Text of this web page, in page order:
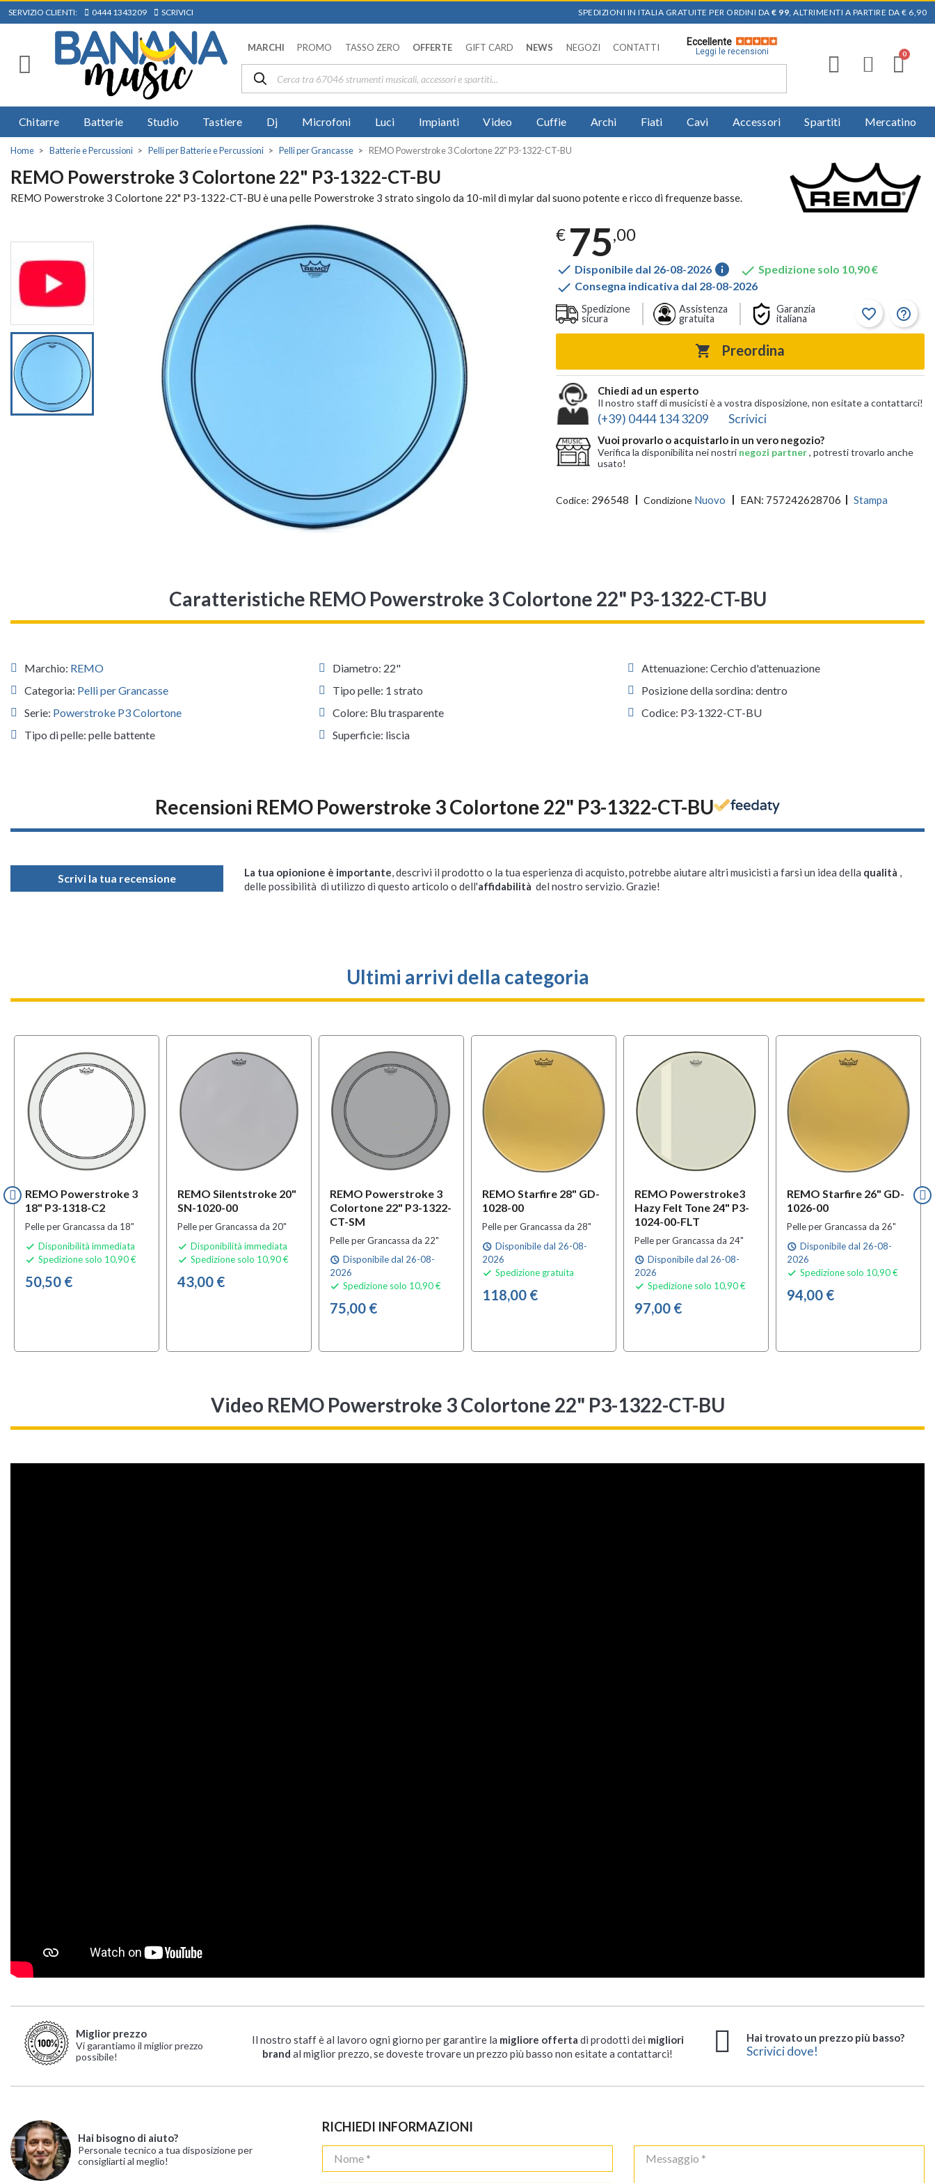
SERVIZIO CLIENTI: 0444 1343209 SCRIVICI SPEDIZIONI IN ITALIA GRATUITE PER ORDINI DA € 99, ALTRIMENTI A PARTIRE DA € 6,90
MARCHI PROMO TASSO ZERO OFFERTE GIFT CARD NEWS NEGOZI CONTATTI
Eccellente
Leggi le recensioni
Chitarre Batterie Studio Tastiere Dj Microfoni Luci Impianti Video Cuffie Archi Fiati Cavi Accessori Spartiti Mercatino
Home Batterie e Percussioni Pelli per Batterie e Percussioni Pelli per Grancasse REMO Powerstroke 3 Colortone 22" P3-1322-CT-BU
REMO Powerstroke 3 Colortone 22" P3-1322-CT-BU
REMO Powerstroke 3 Colortone 22" P3-1322-CT-BU è una pelle Powerstroke 3 strato singolo da 10-mil di mylar dal suono potente e ricco di frequenze basse.
€ 75,00
 Disponibile dal 26-08-2026 info  Spedizione solo 10,90 €
 Consegna indicativa dal 28-08-2026
Spedizione
sicura
Assistenza
gratuita
Garanzia
italiana
favorite_border help_outline
 Preordina
Chiedi ad un esperto
Il nostro staff di musicisti è a vostra disposizione, non esitate a contattarci!
(+39) 0444 134 3209 Scrivici
Vuoi provarlo o acquistarlo in un vero negozio?
Verifica la disponibilita nei nostri negozi partner, potresti trovarlo anche
usato!
Codice: 296548 Condizione Nuovo EAN: 757242628706 Stampa
Caratteristiche REMO Powerstroke 3 Colortone 22" P3-1322-CT-BU
Marchio: REMO
Categoria: Pelli per Grancasse
Serie: Powerstroke P3 Colortone
Tipo di pelle: pelle battente
Diametro: 22"
Tipo pelle: 1 strato
Colore: Blu trasparente
Superficie: liscia
Attenuazione: Cerchio d'attenuazione
Posizione della sordina: dentro
Codice: P3-1322-CT-BU
Recensioni REMO Powerstroke 3 Colortone 22" P3-1322-CT-BU
Scrivi la tua recensione La tua opionione è importante, descrivi il prodotto o la tua esperienza di acquisto, potrebbe aiutare altri musicisti a farsi un idea della qualità ,
delle possibilità di utilizzo di questo articolo o dell'affidabilità del nostro servizio. Grazie!
Ultimi arrivi della categoria
REMO Powerstroke 3
18" P3-1318-C2
Pelle per Grancassa da 18"
 Disponibilità immediata
 Spedizione solo 10,90 €
50,50 €
REMO Silentstroke 20"
SN-1020-00
Pelle per Grancassa da 20"
 Disponibilità immediata
 Spedizione solo 10,90 €
43,00 €
REMO Powerstroke 3
Colortone 22" P3-1322-
CT-SM
Pelle per Grancassa da 22"
schedule Disponibile dal 26-08-
2026
 Spedizione solo 10,90 €
75,00 €
REMO Starfire 28" GD-
1028-00
Pelle per Grancassa da 28"
schedule Disponibile dal 26-08-
2026
 Spedizione gratuita
118,00 €
REMO Powerstroke3
Hazy Felt Tone 24" P3-
1024-00-FLT
Pelle per Grancassa da 24"
schedule Disponibile dal 26-08-
2026
 Spedizione solo 10,90 €
97,00 €
REMO Starfire 26" GD-
1026-00
Pelle per Grancassa da 26"
schedule Disponibile dal 26-08-
2026
 Spedizione solo 10,90 €
94,00 €
Video REMO Powerstroke 3 Colortone 22" P3-1322-CT-BU
Miglior prezzo
Vi garantiamo il miglior prezzo
possibile!
Il nostro staff è al lavoro ogni giorno per garantire la migliore offerta di prodotti dei migliori
brand al miglior prezzo, se doveste trovare un prezzo più basso non esitate a contattarci!
Hai trovato un prezzo più basso?
Scrivici dove!
Hai bisogno di aiuto?
Personale tecnico a tua disposizione per
consigliarti al meglio!
RICHIEDI INFORMAZIONI